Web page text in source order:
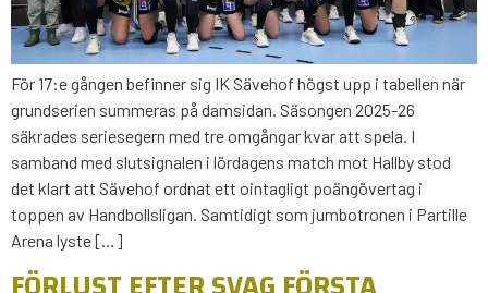
För 17:e gången befinner sig IK Sävehof högst upp i tabellen när
grundserien summeras på damsidan. Säsongen 2025-26
säkrades seriesegern med tre omgångar kvar att spela. I
samband med slutsignalen i lördagens match mot Hallby stod
det klart att Sävehof ordnat ett ointagligt poängövertag i
toppen av Handbollsligan. Samtidigt som jumbotronen i Partille
Arena lyste […]